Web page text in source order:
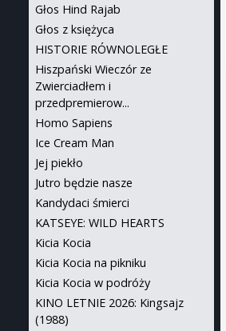
Głos Hind Rajab
Głos z księżyca
HISTORIE RÓWNOLEGŁE
Hiszpański Wieczór ze
Zwierciadłem i
przedpremierow...
Homo Sapiens
Ice Cream Man
Jej piekło
Jutro będzie nasze
Kandydaci śmierci
KATSEYE: WILD HEARTS
Kicia Kocia
Kicia Kocia na pikniku
Kicia Kocia w podróży
KINO LETNIE 2026: Kingsajz
(1988)